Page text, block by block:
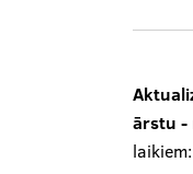
ārstu -